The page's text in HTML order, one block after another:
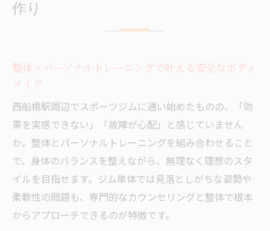
作り
整体×パーソナルトレーニングで叶える安全なボディ
メイク
西船橋駅周辺でスポーツジムに通い始めたものの、「効
果を実感できない」「故障が心配」と感じていません
か。整体とパーソナルトレーニングを組み合わせること
で、身体のバランスを整えながら、無理なく理想のスタ
イルを目指せます。ジム単体では見落としがちな姿勢や
柔軟性の問題も、専門的なカウンセリングと整体で根本
からアプローチできるのが特徴です。